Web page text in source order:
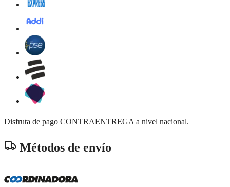
Disfruta de pago CONTRAENTREGA a nivel nacional.
Métodos de envío